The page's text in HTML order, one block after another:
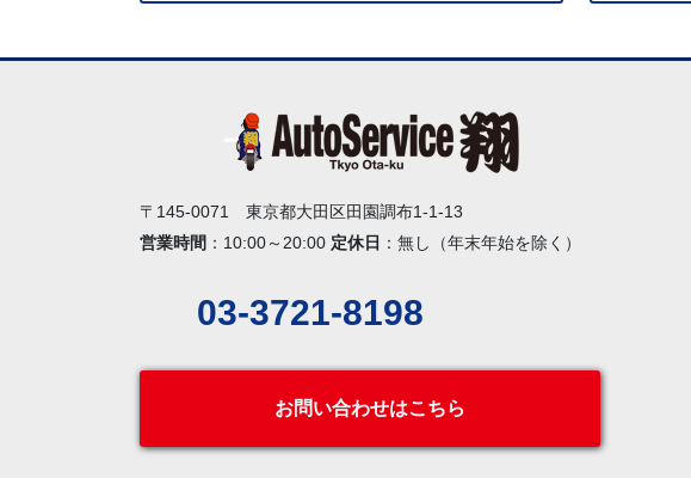
〒145-0071 東京都大田区田園調布1-1-13
営業時間 ：10:00～20:00 定休日 ：無し（年末年始を除く）
03-3721-8198
お問い合わせはこちら